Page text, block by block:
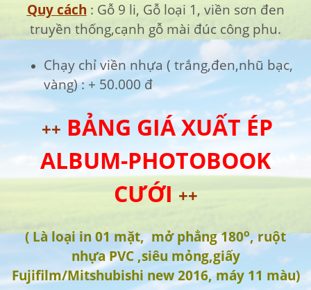
Quy cách : Gỗ 9 li, Gỗ loại 1, viền sơn đen
truyền thống,cạnh gỗ mài đúc công phu.
Chạy chỉ viền nhựa ( trắng,đen,nhũ bạc,
vàng) : + 50.000 đ
++ BẢNG GIÁ XUẤT ÉP
ALBUM-PHOTOBOOK
CƯỚI ++
( Là loại in 01 mặt, mở phẳng 180o, ruột
nhựa PVC ,siêu mỏng,giấy
Fujifilm/Mitshubishi new 2016, máy 11 màu)